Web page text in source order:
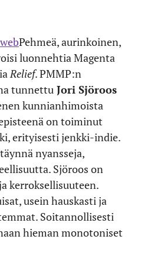
Pehmeä, aurinkoinen,
luonnehtia Magenta
Relief. PMMP:n
tunnettu Jori Sjöroos
kunnianhimoista
on toiminut
erityisesti jenkki-indie.
nyansseja,
Sjöroos on
kerroksellisuuteen.
usein hauskasti ja
Soitannollisesti
hieman monotoniset